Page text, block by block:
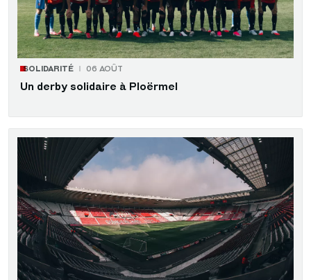
SOLIDARITÉ 06 AOÛT
Un derby solidaire à Ploërmel